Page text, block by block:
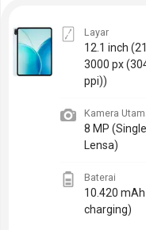
Layar
12.1 inch
3000 px
ppi))
Kamera
8 MP (Single
Lensa)
Baterai
10.420
charging)